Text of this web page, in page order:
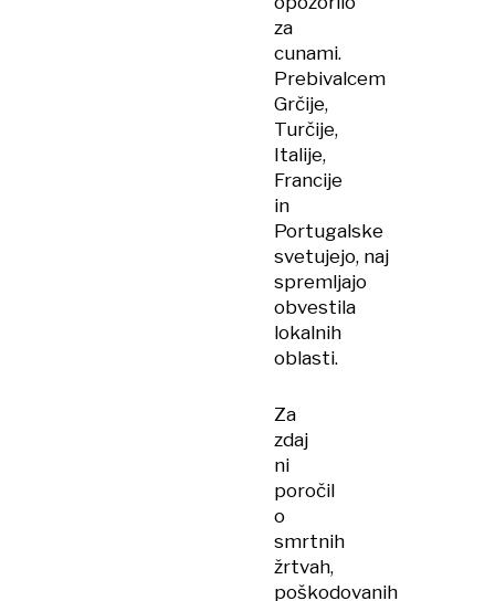
za
cunami.
Prebivalcem
Grčije,
Turčije,
Italije,
Francije
in
Portugalske
svetujejo, naj
spremljajo
obvestila
lokalnih
oblasti.
Za
zdaj
ni
poročil
o
smrtnih
žrtvah,
poškodovanih